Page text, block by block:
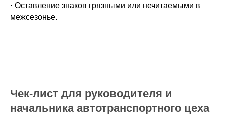
· Оставление знаков грязными или нечитаемыми в
межсезонье.
Чек-лист для руководителя и
начальника автотранспортного цеха